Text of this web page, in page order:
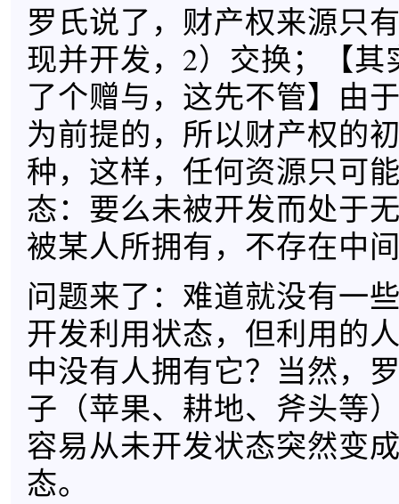
罗氏说了，财产权来源只
现并开发，2）交换；【其
了个赠与，这先不管】由
为前提的，所以财产权的
种，这样，任何资源只可
态：要么未被开发而处于
被某人所拥有，不存在中
问题来了：难道就没有一
开发利用状态，但利用的
中没有人拥有它？当然，
子（苹果、耕地、斧头等
容易从未开发状态突然变
态。